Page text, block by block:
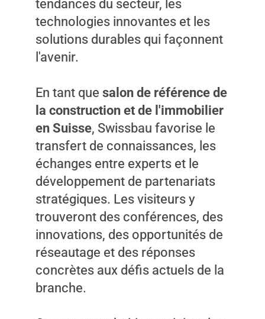
tendances du secteur, les
technologies innovantes et les
solutions durables qui façonnent
l'avenir.
En tant que salon de référence de
la construction et de l'immobilier
en Suisse, Swissbau favorise le
transfert de connaissances, les
échanges entre experts et le
développement de partenariats
stratégiques. Les visiteurs y
trouveront des conférences, des
innovations, des opportunités de
réseautage et des réponses
concrètes aux défis actuels de la
branche.